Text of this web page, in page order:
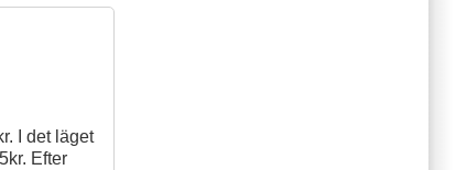
I det läget
Efter